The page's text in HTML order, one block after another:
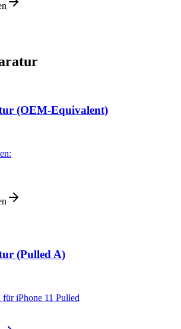
(OEM-Equivalent)
(Pulled A)
iPhone 11 Pulled